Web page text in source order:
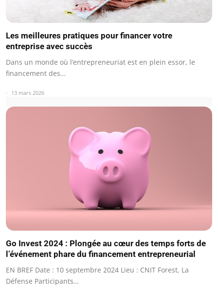
Les meilleures pratiques pour financer votre
entreprise avec succès
Dans un monde où l’entrepreneuriat est en plein essor, le
financement des…
13 mars 2026
Go Invest 2024 : Plongée au cœur des temps forts de
l’événement phare du financement entrepreneurial
EN BREF Date : 10 septembre 2024 Lieu : CNIT Forest, La
Défense Participants…